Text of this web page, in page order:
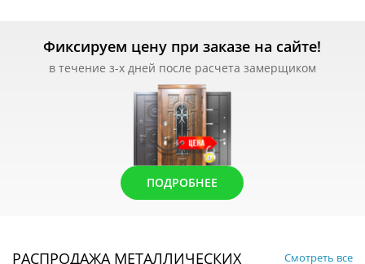
Фиксируем цену при заказе на сайте!
в течение з-х дней после расчета замерщиком
ПОДРОБНЕЕ
РАСПРОДАЖА МЕТАЛЛИЧЕСКИХ
Смотреть все